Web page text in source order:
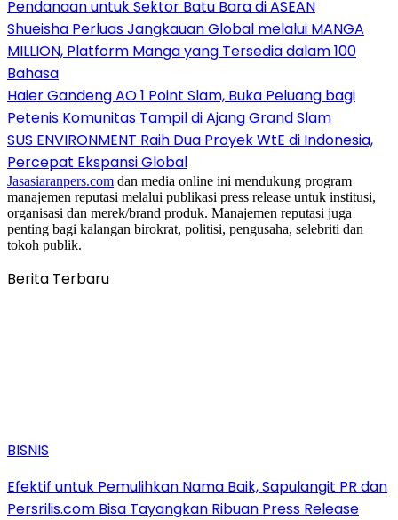
Pendanaan untuk Sektor Batu Bara di ASEAN
Shueisha Perluas Jangkauan Global melalui MANGA
MILLION, Platform Manga yang Tersedia dalam 100
Bahasa
Haier Gandeng AO 1 Point Slam, Buka Peluang bagi
Petenis Komunitas Tampil di Ajang Grand Slam
SUS ENVIRONMENT Raih Dua Proyek WtE di Indonesia,
Percepat Ekspansi Global
Jasasiaranpers.com dan media online ini mendukung program
manajemen reputasi melalui publikasi press release untuk institusi,
organisasi dan merek/brand produk. Manajemen reputasi juga
penting bagi kalangan birokrat, politisi, pengusaha, selebriti dan
tokoh publik.
Berita Terbaru
BISNIS
Efektif untuk Pemulihkan Nama Baik, Sapulangit PR dan
Persrilis.com Bisa Tayangkan Ribuan Press Release